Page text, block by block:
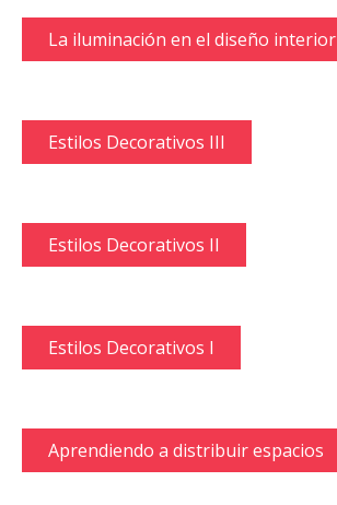
La iluminación en el diseño interior
Estilos Decorativos III
Estilos Decorativos II
Estilos Decorativos I
Aprendiendo a distribuir espacios